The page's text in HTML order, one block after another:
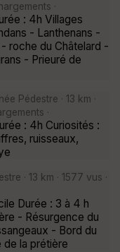
·
: 4h Villages
- Lanthenans -
roche du Châtelard -
- Prieuré de
Pédestre · 13 km ·
·
: 4h Curiosités :
ruisseaux,
· 13 km · 1577 vus ·
Durée : 3 à 4 h
- Résurgence du
- Bord du
de la prétière